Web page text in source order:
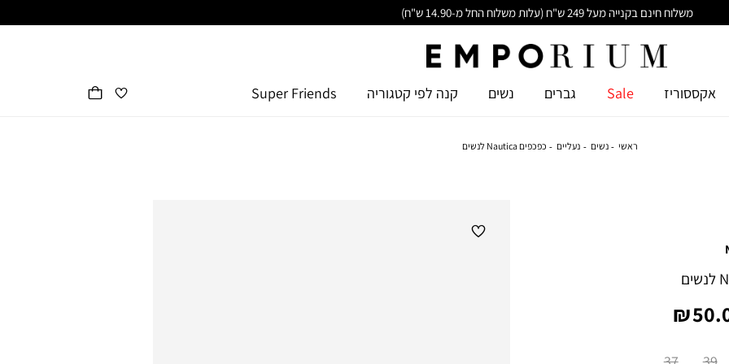
משלוח חינם בקנייה מעל 249 ש"ח (עלות משלוח החל מ-14.90 ש"ח)
אקססוריז Sale גברים נשים קנה לפי קטגוריה Super Friends
ראשי נשים נעליים כפכפים Nautica לנשים